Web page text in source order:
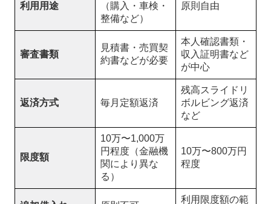
利用用途
（購入・車検・
整備など）
原則自由
審査書類
見積書・売買契
約書などが必要
本人確認書類・
収入証明書など
が中心
返済方式 毎月定額返済
残高スライドリ
ボルビング返済
など
限度額
10万〜1,000万
円程度（金融機
関により異な
る）
10万〜800万円
程度
利用限度額の範